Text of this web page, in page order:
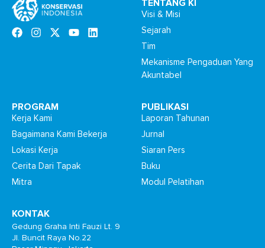
TENTANG KI
Visi & Misi
Sejarah
Tim
Mekanisme Pengaduan Yang
Akuntabel
PROGRAM
Kerja Kami
Bagaimana Kami Bekerja
Lokasi Kerja
Cerita Dari Tapak
Mitra
PUBLIKASI
Laporan Tahunan
Jurnal
Siaran Pers
Buku
Modul Pelatihan
KONTAK
Gedung Graha Inti Fauzi Lt. 9
Jl. Buncit Raya No.22